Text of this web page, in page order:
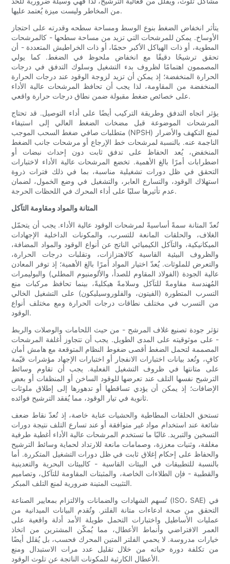
من المخاطر وليست ميزة يُعتمد عليها.
يتأثر انخفاض الضغط بنوع الوسط ومساحة سطحه وقدرته على احتجاز
الأوساخ. يمكن للمرشحات التي تزيد من مساحة سطحها - كالمرشحات
المطوية، أو ذات الهياكل الأكبر حجمًا، أو ذات الخراطيش المتعددة - أن
تحقق ترشيحًا دقيقًا مع انخفاض ملحوظ في الضغط. كما يولي
المصممون اهتمامًا لظروف بدء التشغيل وسلوك التدفق في درجات
الحرارة المنخفضة؛ إذ يمكن أن تزيد لزوجة الوقود عند درجات الحرارة
المنخفضة من المقاومة، لذا يجب أن تحافظ المرشحات عالية الأداء
على خصائص ضغط مقبولة ضمن نطاق درجات حرارة واقعي.
يؤثر اتجاه التدفق وطريقة التركيب أيضًا على أداء التوصيل. قد تحتاج
المرشحات الموضوعة قبل مضخات الضغط العالي إلى استيفاء
متطلبات صافي ضغط السحب الموجب (NPSH) لمنع التكهف والأضرار
الناجمة عنه. بالنسبة لمرشحات خط الإرجاع أو مرشحات جانب الضغط
المنخفض، يُعد الحفاظ على تدفق ثابت دون إحداث نبضات أو
اضطرابات أمرًا بالغ الأهمية. تخضع المرشحات عالية الأداء لاختبارات
التحقق في ظل دورات تشغيلية مناسبة، بما في ذلك فترات ذروة
استهلاك الوقود، والتسارع العابر، والتشغيل في وضع الخمول، لضمان
عدم تأثيرها سلبًا على أداء المحرك في اللحظات الحرجة.
المتانة والمواد ومقاومة التآكل
تُعدّ المتانة سمةً أساسيةً لمرشحات الوقود عالية الأداء. يجب أن يتحمّل
الغلاف، والحلقات المانعة للتسرب، والمكونات الداخلية الإجهادات
الميكانيكية، والتآكل الكيميائي الناتج عن أنواع الوقود والمواد المضافة،
والظروف البيئية القاسية كالاهتزازات، وتقلبات درجات الحرارة،
والتعرض للملوثات. يُعدّ اختيار المواد أمرًا بالغ الأهمية؛ إذ توفر المعادن
عالية الجودة (الفولاذ المقاوم للصدأ، والألومنيوم المطلي) والبوليمرات
المُهندسة مقاومةً للتآكل وسلامةً هيكليةً، بينما تحافظ مركبات منع
التسرب المتطورة (الفيتون، والفلوروسيليكون) على التشغيل الخالي
من التسرب في مختلف نطاقات درجات الحرارة ومع مختلف أنواع
الوقود.
تؤثر جودة تصنيع غلاف المرشح - من حيث اللحامات والوصلات والربط
- على موثوقيته على المدى الطويل. يجب أن تتجاوز أغلفة المرشحات
المصممة لتحمل الضغط أقصى ضغوط النظام المتوقعة مع هامش أمان
كافٍ، وتُعد بيانات اختبارات الانفجار أو اختبارات الإجهاد مؤشرات قيّمة
على متانتها في ظروف التشغيل الفعلية. يجب أن تقاوم وسائط
الترشيح نفسها التلف عند تعرضها للوقود الساخن أو المنظفات أو بعض
الإضافات؛ إذ يمكن أن يؤدي تساقطها أو تدهورها إلى إطلاق ملوثات
ثانوية في تيار الوقود، مما يُفقد الترشيح فوائده.
تستحق الحلقات المطاطية والحشيات عناية خاصة، إذ تُعدّ نقاط ضعف
شائعة عند استخدام مواد غير متوافقة أو عند تسارع التلف نتيجة دورات
التسخين والتبريد. غالبًا ما تستخدم المرشحات عالية الأداء أغطية طرفية
مغلفة، وثنيات معززة، وصمامات مانعة للارتداد لحماية وسائط الترشيح
والحفاظ على إحكام إغلاق ثابت في ظل دورات التشغيل المتكررة. أما
بالنسبة للتطبيقات في البيئات القاسية - كالبيئات البحرية والتعدينية
والقطبية - فإن الطلاءات الخاصة، والمثبتات المقاومة للتآكل، وتصاميم
التثبيت المتينة ضرورية لمنع التلف المبكر.
تُسهم الشهادات والضمانات والالتزام بمعايير الصناعة (ISO، SAE) في
التحقق من صحة ادعاءات متانة الفلتر. وتُقدم البيانات الميدانية من
عمليات الأساطيل واختبارات التحمل طويلة الأمد أدلة واقعية على
العمر الافتراضي وأنماط الأعطال، مما يُمكّن المشترين من اتخاذ
خيارات مدروسة. لا يحمي الفلتر المتين المحرك فحسب، بل يُقلل أيضًا
من تكلفة دورة حياته من خلال تقليل عدد مرات الاستبدال ومنع
الأعطال الكارثية للمكونات الناتجة عن تلوث الوقود.